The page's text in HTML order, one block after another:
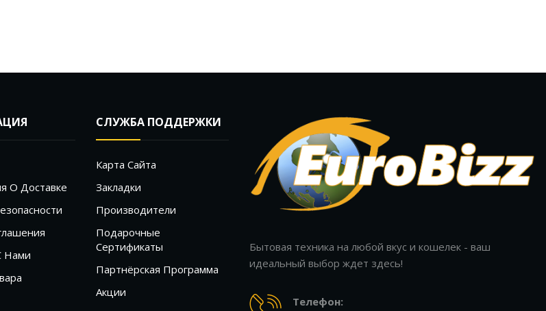
О Доставке
Нами
СЛУЖБА ПОДДЕРЖКИ
Карта Сайта
Закладки
Производители
Подарочные
Сертификаты
Партнёрская Программа
Акции
Бытовая техника на любой вкус и кошелек - ваш
идеальный выбор ждет здесь!
Телефон: